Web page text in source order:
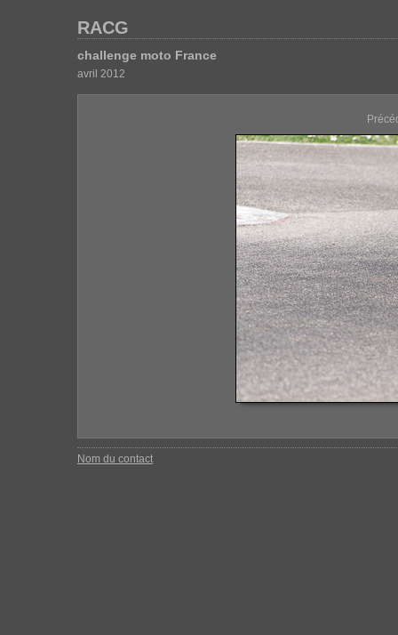
RACG
challenge moto France
avril 2012
Nom du contact